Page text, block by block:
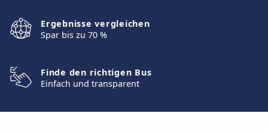
Ergebnisse vergleichen
Spar bis zu 70 %
Finde den richtigen Bus
Einfach und transparent